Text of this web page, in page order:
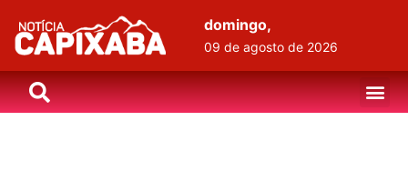
domingo,
09 de agosto de 2026